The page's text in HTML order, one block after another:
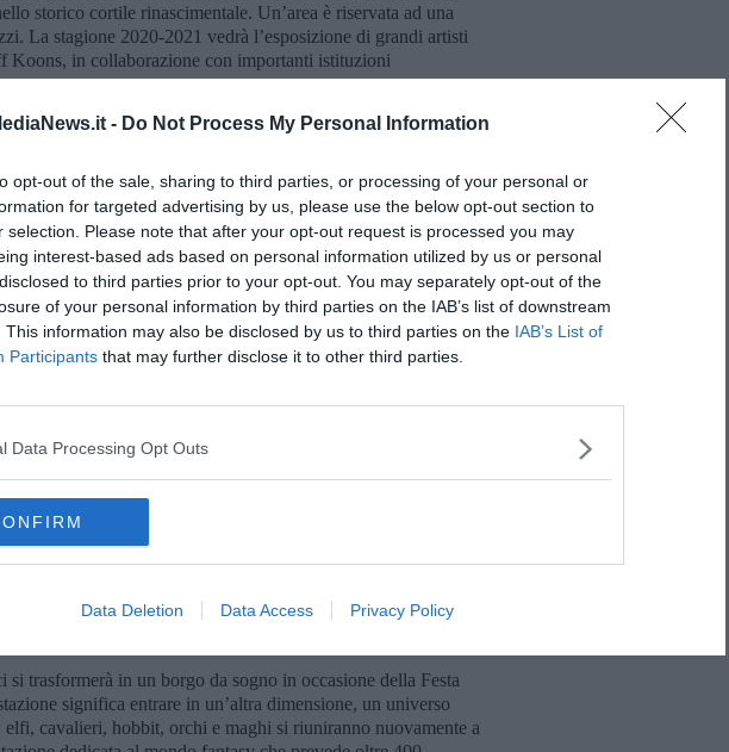
- Do Not Process My Personal Information
opt-out of the sale, sharing to third parties, or processing of your personal or
for targeted advertising by us, please use the below opt-out section to
selection. Please note that after your opt-out request is processed you may
interest-based ads based on personal information utilized by us or personal
to third parties prior to your opt-out. You may separately opt-out of the
of your personal information by third parties on the IAB’s list of downstream
This information may also be disclosed by us to third parties on the IAB’s List of
Participants that may further disclose it to other third parties.
Data Processing Opt Outs
Data Deletion Data Access Privacy Policy
storico cortile rinascimentale. Un’area è riservata ad una
La stagione 2020-2021 vedrà l’esposizione di grandi artisti
Koons, in collaborazione con importanti istituzioni
istituzioni europee dedicate alla valorizzazione del tessuto
ottobre 2020 una mostra temporanea dal titolo “Turandot e
Museo del Tessuto di Prato e Sistema Museale di Ateneo
Firenze. In visione oltre 250 opere tra reperti di arte orientale,
tra cui alcuni straordinari costumi e gioielli di scena
di Giacomo Puccini, messa in scena al Teatro della Scala
nei borghi”, rassegna di eventi alla scoperta dei luoghi di
la destinazione e i prodotti enogastronomici locali.
il Tirreno, con il supporto di Toscana Promozione
Toscana, Vetrina Toscana, FEISCT, la manifestazione
la costa, ma i veri protagonisti di questa kermesse saranno
locale.
dal 18 al 21 giugno 2020 che prevede appuntamenti di
in località insolite e aperitivi gourmet a base di prodotti tipici.
dal quotidiano La Nazione, con Toscana Promozione
la rassegna di quest’anno dallo slogan “La mia Toscana -
cultural-gastronomico per proseguire il giorno successivo
a Prato e un’apericena in musica all’interno di una
giugno sarà la volta di un concerto di un artista pop sulla
una rassegna di ‘street food’. Arezzo sarà per il terzo anno
trasformerà in un borgo da sogno in occasione della Festa
significa entrare in un’altra dimensione, un universo
cavalieri, hobbit, orchi e maghi si riuniranno nuovamente a